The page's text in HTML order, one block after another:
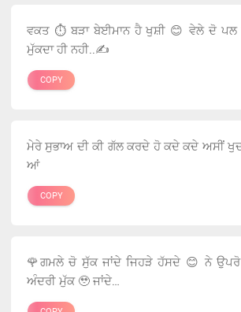
ਵਕਤ ⏱️ ਬੜਾ ਬੇਈਮਾਨ ਹੈ ਖੁਸ਼ੀ 😊 ਵੇਲੇ ਦੋ
ਮੁੱਕਦਾ ਹੀ ਨਹੀ..✍️
COPY
ਮੇਰੇ ਸੁਭਾਅ ਦੀ ਕੀ ਗੱਲ ਕਰਦੇ ਹੋ ਕਦੇ ਕਦੇ ਅਸੀਂ
ਆਂ
COPY
🌹ਗਮਲੇ ਚੋ ਸੁੱਕ ਜਾਂਦੇ ਜਿਹੜੇ ਹੱਸਦੇ 😊 ਨੇ
ਅੰਦਰੀ ਮੁੱਕ 🥹 ਜਾਂਦੇ…